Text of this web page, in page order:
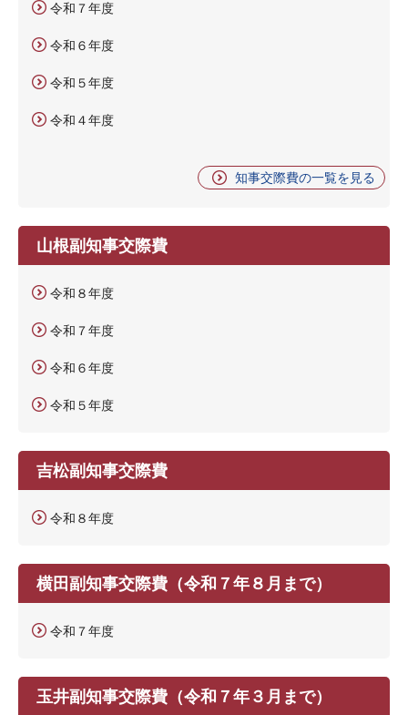
令和７年度
令和６年度
令和５年度
令和４年度
知事交際費の一覧を見る
山根副知事交際費
令和８年度
令和７年度
令和６年度
令和５年度
吉松副知事交際費
令和８年度
横田副知事交際費（令和７年８月まで）
令和７年度
玉井副知事交際費（令和７年３月まで）